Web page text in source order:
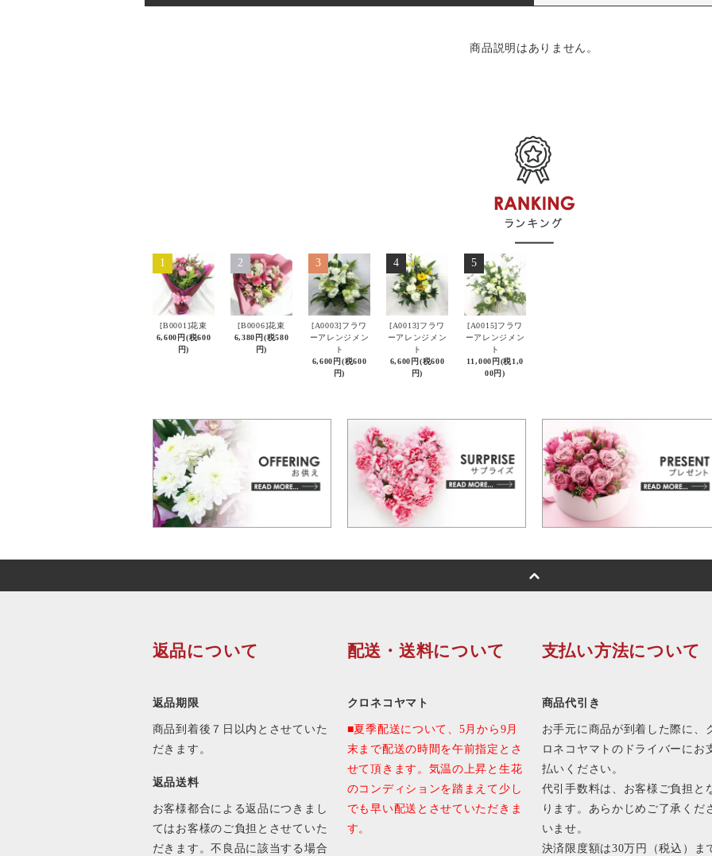
商品説明はありません。
1
[B0001]花束
6,600円(税600
円)
2
[B0006]花束
6,380円(税580
円)
3
[A0003]フラワ
ーアレンジメン
ト
6,600円(税600
円)
4
[A0013]フラワ
ーアレンジメン
ト
6,600円(税600
円)
5
[A0015]フラワ
ーアレンジメン
ト
11,000円(税1,0
00円)
返品について
返品期限
商品到着後７日以内とさせていた
だきます。
返品送料
お客様都合による返品につきまし
てはお客様のご負担とさせていた
だきます。不良品に該当する場合
配送・送料について
クロネコヤマト
■夏季配送について、5月から9月
末まで配送の時間を午前指定とさ
せて頂きます。気温の上昇と生花
のコンディションを踏まえて少し
でも早い配送とさせていただきま
す。
支払い方法について
商品代引き
お手元に商品が到着した際に、
ロネコヤマトのドライバーにお
払いください。
代引手数料は、お客様ご負担と
ります。あらかじめご了承くだ
いませ。
決済限度額は30万円（税込）ま